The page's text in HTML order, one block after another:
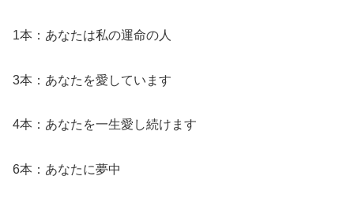
1本：あなたは私の運命の人
3本：あなたを愛しています
4本：あなたを一生愛し続けます
6本：あなたに夢中